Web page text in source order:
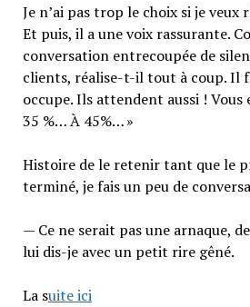
Je n’ai pas trop le choix si je veux
Et puis, il a une voix rassurante.
conversation entrecoupée de
clients, réalise-t-il tout à coup. Il
occupe. Ils attendent aussi ! Vous
35 %… À 45%… »
Histoire de le retenir tant que le
terminé, je fais un peu de
— Ce ne serait pas une arnaque,
lui dis-je avec un petit rire gêné.
La suite ici